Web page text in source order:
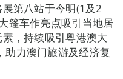
第八站于今明(1及2
篷车作亮点吸引当地居
，持续吸引粤港澳大
助力澳门旅游及经济复